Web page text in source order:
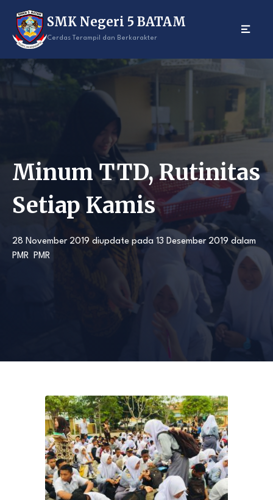
content
SMK Negeri 5 BATAM
Cerdas Terampil dan Berkarakter
Minum TTD, Rutinitas
Setiap Kamis
28 November 2019 diupdate pada 13 Desember 2019 dalam
PMR PMR